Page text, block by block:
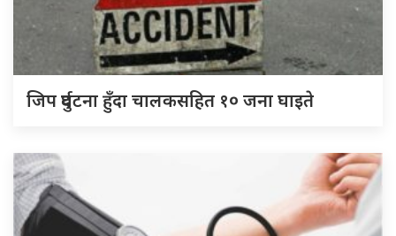
जिप दुर्घटना हुँदा चालकसहित १० जना घाइते